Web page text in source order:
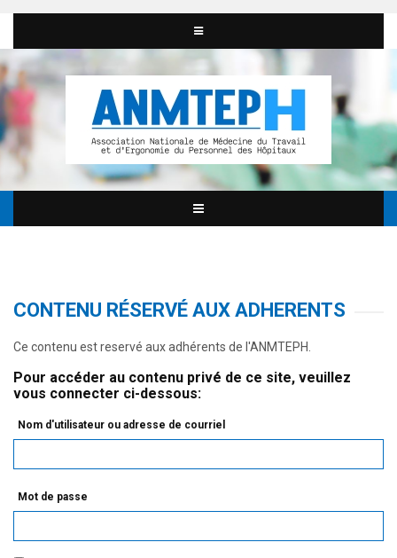
CONTENU RÉSERVÉ AUX ADHERENTS
Ce contenu est reservé aux adhérents de l'ANMTEPH.
Pour accéder au contenu privé de ce site, veuillez
vous connecter ci-dessous:
Nom d'utilisateur ou adresse de courriel
Mot de passe